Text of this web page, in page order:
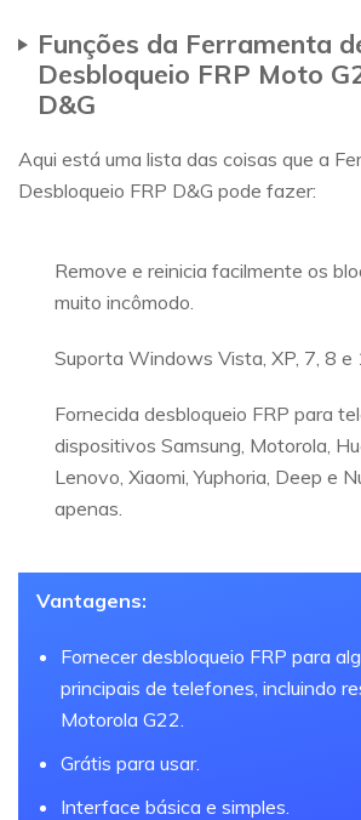
Funções da Ferramenta
Desbloqueio FRP Moto
D&G
Aqui está uma lista das coisas que a
Desbloqueio FRP D&G pode fazer:
Remove e reinicia facilmente os
muito incômodo.
Suporta Windows Vista, XP, 7, 8 e
Fornecida desbloqueio FRP para
dispositivos Samsung, Motorola,
Lenovo, Xiaomi, Yuphoria, Deep e
apenas.
Vantagens:
Fornecer desbloqueio FRP para
principais de telefones, incluindo
Motorola G22.
Grátis para usar.
Interface básica e simples.